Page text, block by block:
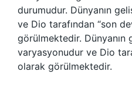
durumudur. Dünyanın
ve Dio tarafından “son
görülmektedir. Dünyanın
varyasyonudur ve Dio
olarak görülmektedir.